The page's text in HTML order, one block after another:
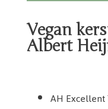
Vegan
Albert
AH